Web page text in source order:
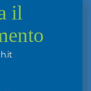
il